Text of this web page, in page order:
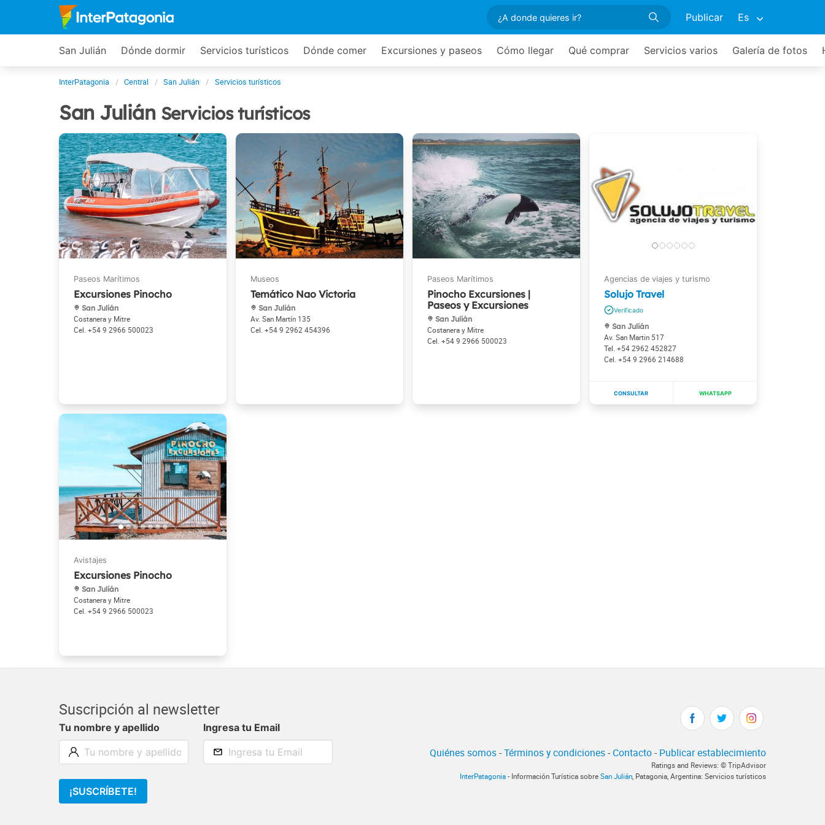
Publicar Es
San Julián Dónde dormir Servicios turísticos Dónde comer Excursiones y paseos Cómo llegar Qué comprar Servicios varios Galería de fotos
InterPatagonia Central San Julián Servicios turísticos
San Julián Servicios turísticos
Excursiones Pinocho
San Julián
Costanera y Mitre
+54 9 2966 500023
Temático Nao Victoria
San Julián
Av. San Martín 135
+54 9 2962 454396
Pinocho Excursiones |
Paseos y Excursiones
San Julián
Costanera y Mitre
+54 9 2966 500023
Solujo Travel
San Julián
Av. San Martin 517
+54 2962 452827
+54 9 2966 214688
Excursiones Pinocho
San Julián
Costanera y Mitre
+54 9 2966 500023
Suscripción al newsletter
Tu nombre y apellido Ingresa tu Email
¡SUSCRÍBETE!
Quiénes somos-Términos y condiciones- Contacto- Publicar establecimiento
Ratings and Reviews: © TripAdvisor
InterPatagonia - Información Turística sobre San Julián , Patagonia, Argentina: Servicios turísticos